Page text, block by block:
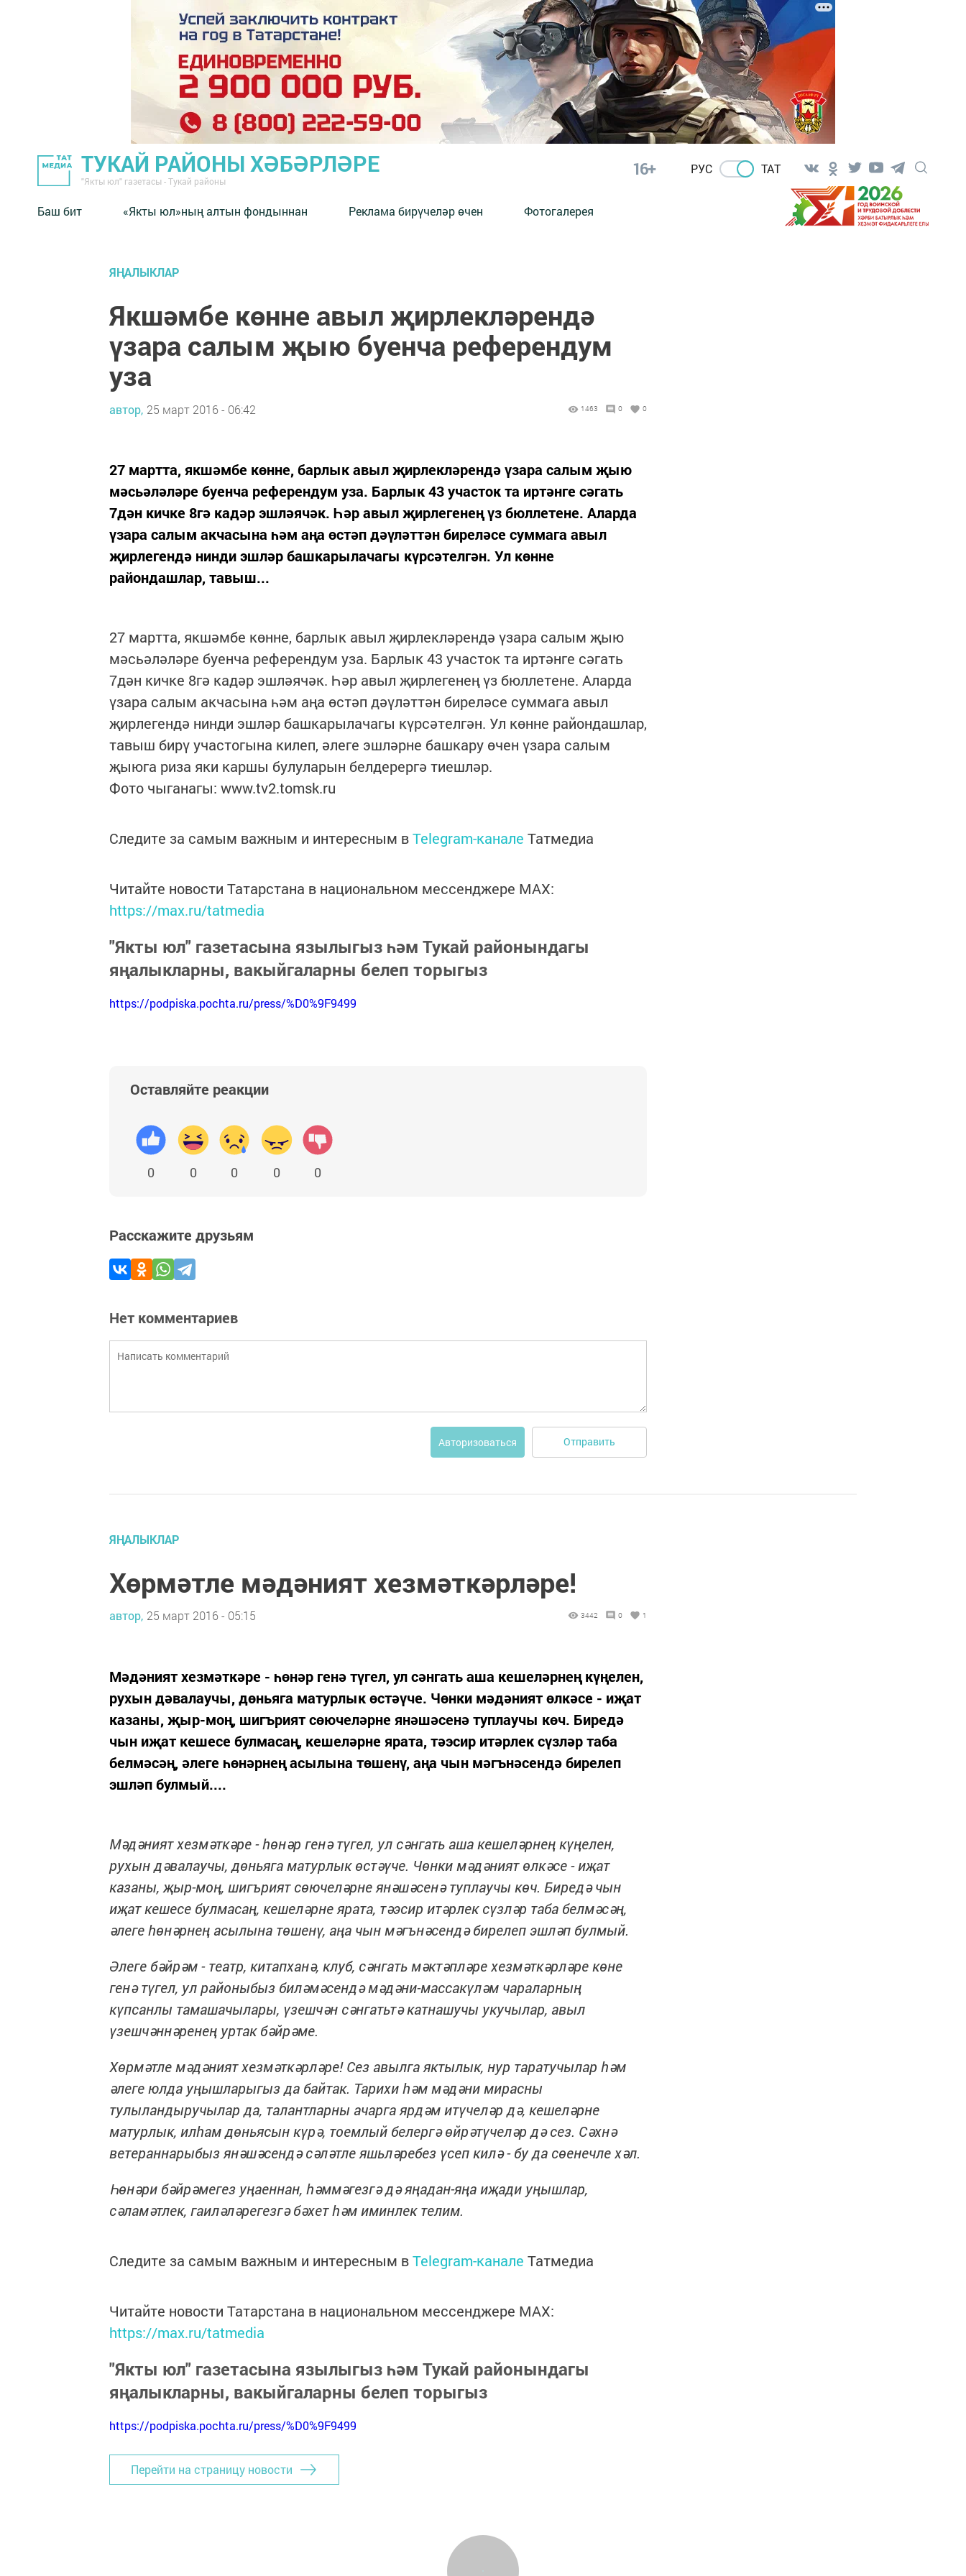
ТУКАЙ РАЙОНЫ ХӘБӘРЛӘРЕ
"Якты юл" газетасы - Тукай районы
16+ РУС ТАТ
Баш бит «Якты юл»ның алтын фондыннан Реклама бирүчеләр өчен Фотогалерея
ЯҢАЛЫКЛАР
Якшәмбе көнне авыл җирлекләрендә
үзара салым җыю буенча референдум
уза
автор, 25 март 2016 - 06:42 1463 0 0
27 мартта, якшәмбе көнне, барлык авыл җирлекләрендә үзара салым җыю
мәсьәләләре буенча референдум уза. Барлык 43 участок та иртәнге сәгать
7дән кичке 8гә кадәр эшләячәк. Һәр авыл җирлегенең үз бюллетене. Аларда
үзара салым акчасына һәм аңа өстәп дәүләттән биреләсе суммага авыл
җирлегендә нинди эшләр башкарылачагы күрсәтелгән. Ул көнне
райондашлар, тавыш...
27 мартта, якшәмбе көнне, барлык авыл җирлекләрендә үзара салым җыю
мәсьәләләре буенча референдум уза. Барлык 43 участок та иртәнге сәгать
7дән кичке 8гә кадәр эшләячәк. Һәр авыл җирлегенең үз бюллетене. Аларда
үзара салым акчасына һәм аңа өстәп дәүләттән биреләсе суммага авыл
җирлегендә нинди эшләр башкарылачагы күрсәтелгән. Ул көнне райондашлар,
тавыш бирү участогына килеп, әлеге эшләрне башкару өчен үзара салым
җыюга риза яки каршы булуларын белдерергә тиешләр.
Фото чыганагы: www.tv2.tomsk.ru
Следите за самым важным и интересным вTelegram-канале Татмедиа
Читайте новости Татарстана в национальном мессенджере MАХ:
https://max.ru/tatmedia
"Якты юл" газетасына язылыгыз һәм Тукай районындагы
яңалыкларны, вакыйгаларны белеп торыгыз
https://podpiska.pochta.ru/press/%D0%9F9499
Оставляйте реакции
0 0 0 0 0
Расскажите друзьям
Нет комментариев
Авторизоваться Отправить
ЯҢАЛЫКЛАР
Хөрмәтле мәдәният хезмәткәрләре!
автор, 25 март 2016 - 05:15 3442 0 1
Мәдәният хезмәткәре - һөнәр генә түгел, ул сәнгать аша кешеләрнең күңелен,
рухын дәвалаучы, дөньяга матурлык өстәүче. Чөнки мәдәният өлкәсе - иҗат
казаны, җыр-моң, шигърият сөючеләрне янәшәсенә туплаучы көч. Биредә
чын иҗат кешесе булмасаң, кешеләрне ярата, тәэсир итәрлек сүзләр таба
белмәсәң, әлеге һөнәрнең асылына төшенү, аңа чын мәгънәсендә бирелеп
эшләп булмый....
Мәдәният хезмәткәре - һөнәр генә түгел, ул сәнгать аша кешеләрнең күңелен,
рухын дәвалаучы, дөньяга матурлык өстәүче. Чөнки мәдәният өлкәсе - иҗат
казаны, җыр-моң, шигърият сөючеләрне янәшәсенә туплаучы көч. Биредә чын
иҗат кешесе булмасаң, кешеләрне ярата, тәэсир итәрлек сүзләр таба белмәсәң,
әлеге һөнәрнең асылына төшенү, аңа чын мәгънәсендә бирелеп эшләп булмый.
Әлеге бәйрәм - театр, китапханә, клуб, сәнгать мәктәпләре хезмәткәрләре көне
генә түгел, ул районыбыз биләмәсендә мәдәни-массакүләм чараларның
күпсанлы тамашачылары, үзешчән сәнгатьтә катнашучы укучылар, авыл
үзешчәннәренең уртак бәйрәме.
Хөрмәтле мәдәният хезмәткәрләре! Сез авылга яктылык, нур таратучылар һәм
әлеге юлда уңышларыгыз да байтак. Тарихи һәм мәдәни мирасны
тулыландыручылар да, талантларны ачарга ярдәм итүчеләр дә, кешеләрне
матурлык, илһам дөньясын күрә, тоемлый белергә өйрәтүчеләр дә сез. Сәхнә
ветераннарыбыз янәшәсендә сәләтле яшьләребез үсеп килә - бу да сөенечле хәл.
Һөнәри бәйрәмегез уңаеннан, һәммәгезгә дә яңадан-яңа иҗади уңышлар,
сәламәтлек, гаиләләрегезгә бәхет һәм иминлек телим.
Следите за самым важным и интересным вTelegram-канале Татмедиа
Читайте новости Татарстана в национальном мессенджере MАХ:
https://max.ru/tatmedia
"Якты юл" газетасына язылыгыз һәм Тукай районындагы
яңалыкларны, вакыйгаларны белеп торыгыз
https://podpiska.pochta.ru/press/%D0%9F9499
Перейти на страницу новости